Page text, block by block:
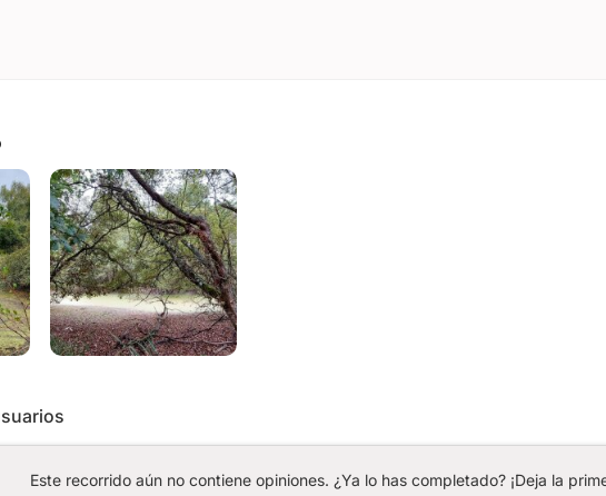
Este recorrido aún no contiene opiniones. ¿Ya lo has completado? ¡Deja la